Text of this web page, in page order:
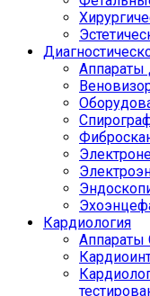
Аппараты
Кардиология